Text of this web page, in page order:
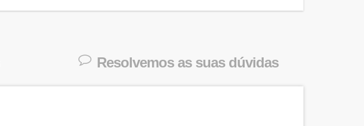
Resolvemos as suas dúvidas